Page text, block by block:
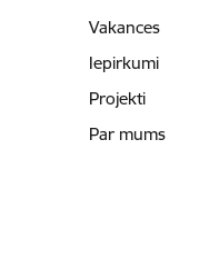
Vakances
Iepirkumi
Projekti
Par mums